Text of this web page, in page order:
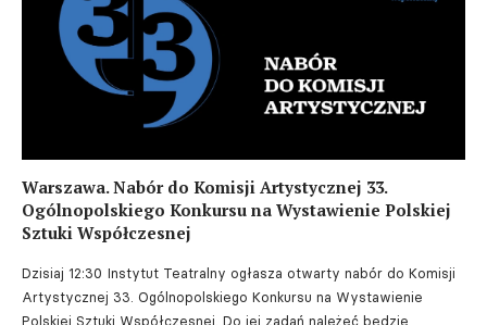
Warszawa. Nabór do Komisji Artystycznej 33.
Ogólnopolskiego Konkursu na Wystawienie Polskiej
Sztuki Współczesnej
Dzisiaj 12:30 Instytut Teatralny ogłasza otwarty nabór do Komisji
Artystycznej 33. Ogólnopolskiego Konkursu na Wystawienie
Polskiej Sztuki Współczesnej. Do jej zadań należeć będzie